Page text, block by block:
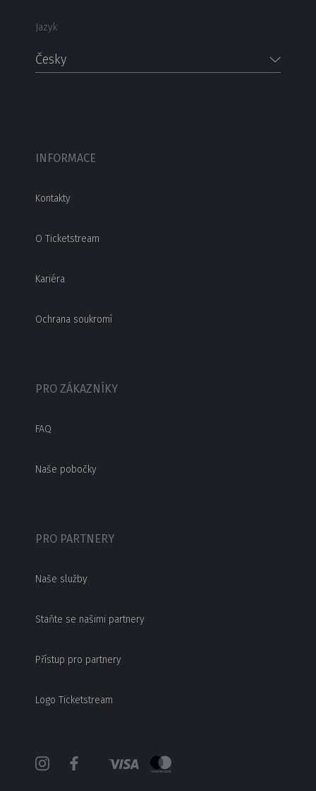
Jazyk
Česky
INFORMACE
Kontakty
O Ticketstream
Kariéra
Ochrana soukromí
PRO ZÁKAZNÍKY
FAQ
Naše pobočky
PRO PARTNERY
Naše služby
Staňte se našimi partnery
Přístup pro partnery
Logo Ticketstream